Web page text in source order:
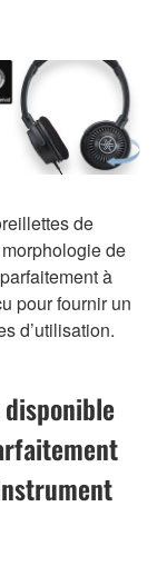
de
de
à
pour fournir un
d’utilisation.